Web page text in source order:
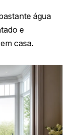
água
e
casa.